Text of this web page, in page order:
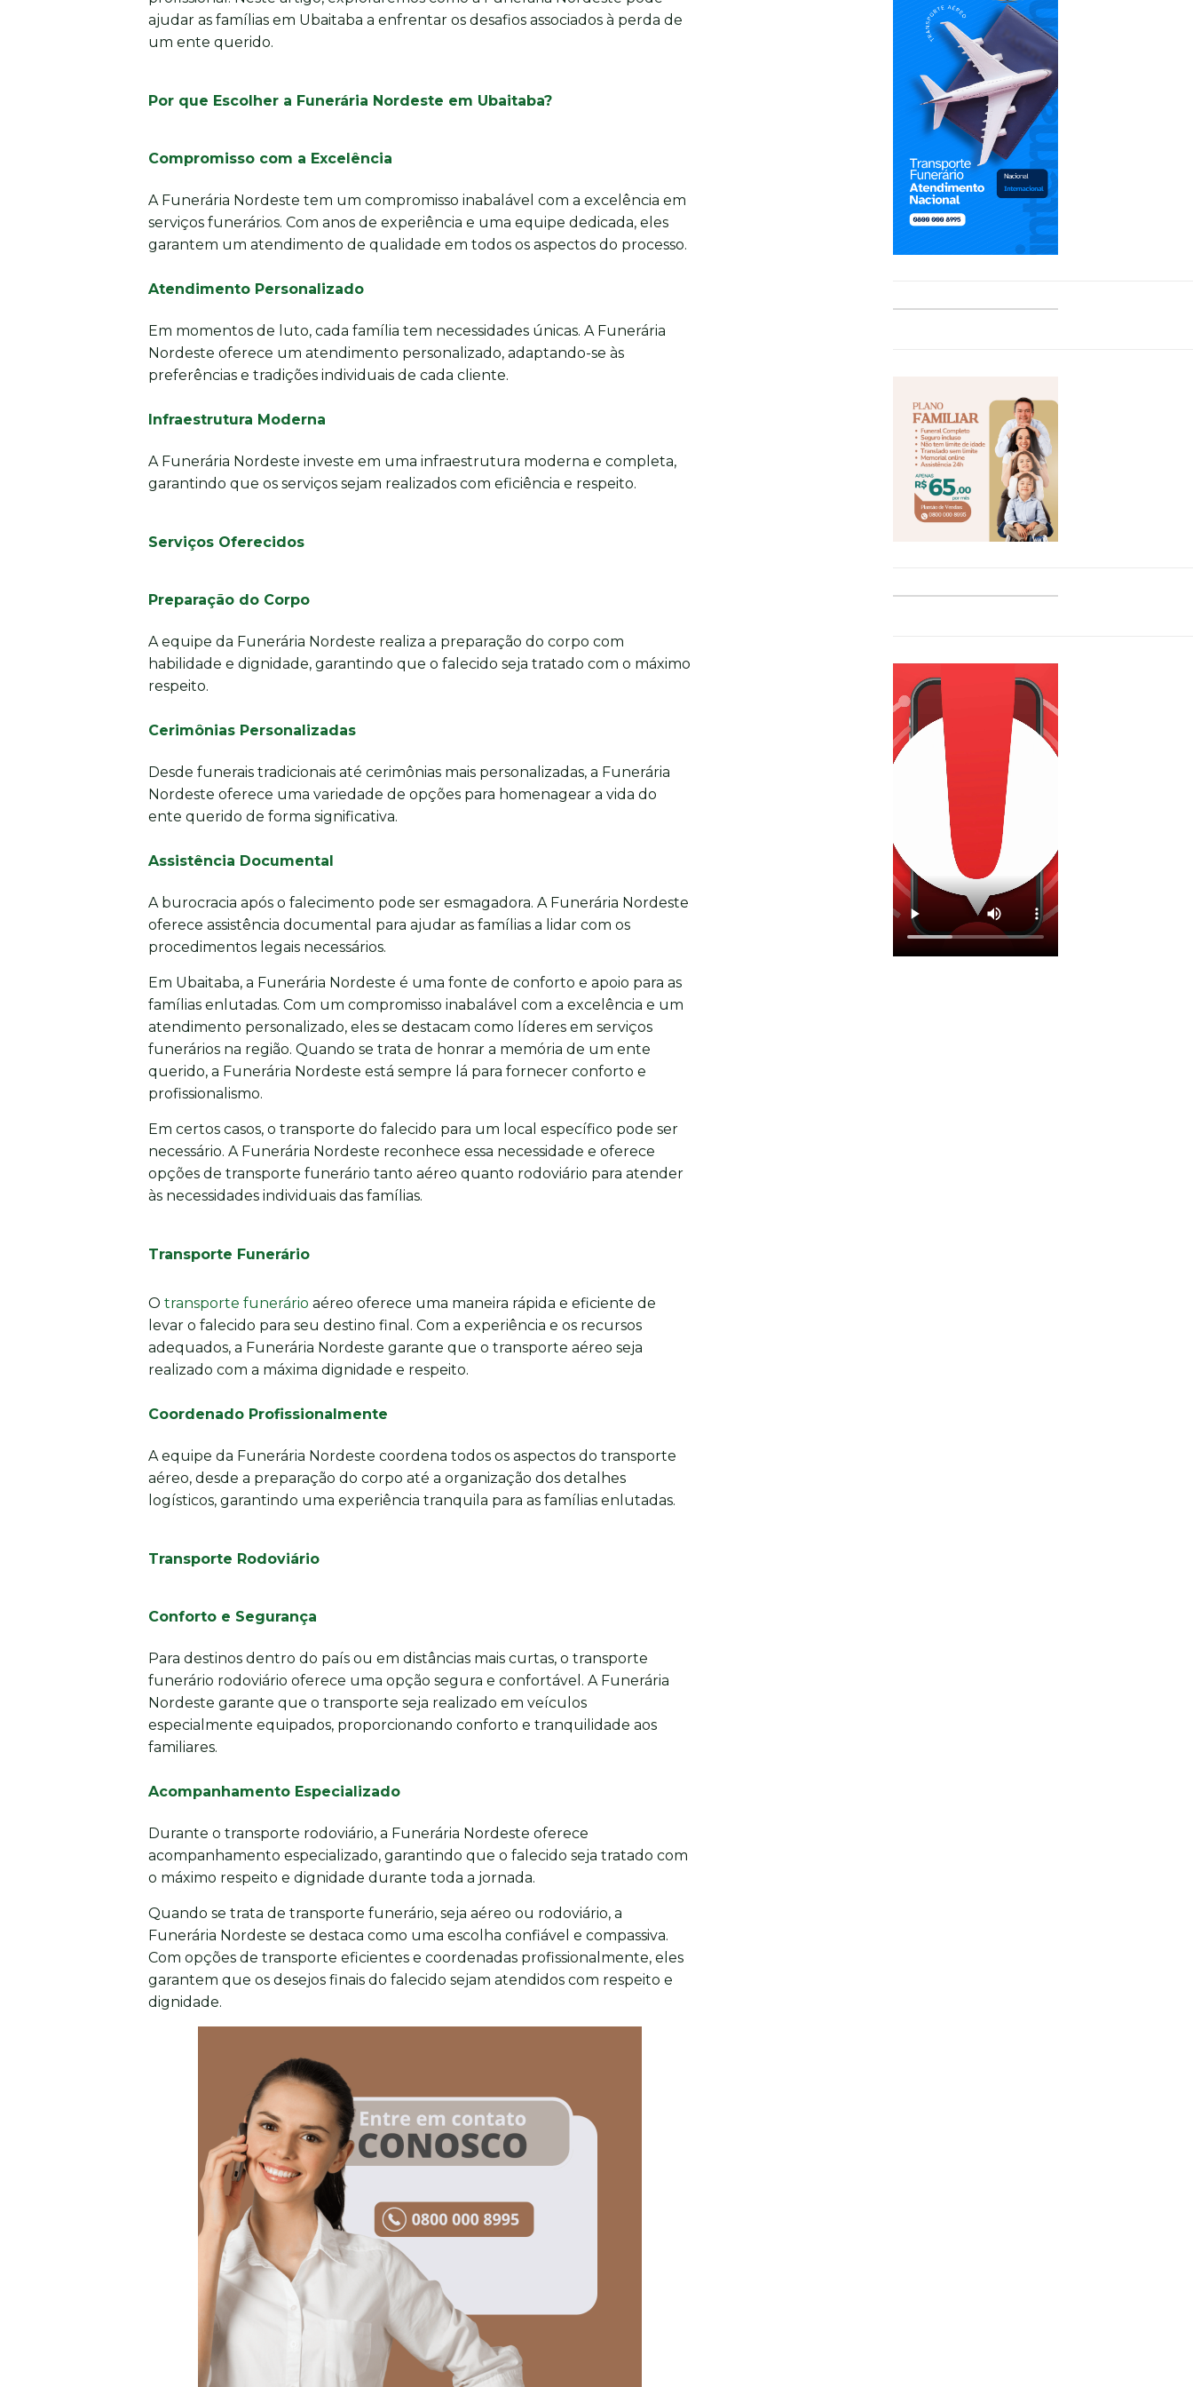
ajudar as famílias em Ubaitaba a enfrentar os desafios associados à perda de
um ente querido.
Por que Escolher a Funerária Nordeste em Ubaitaba?
Compromisso com a Excelência
A Funerária Nordeste tem um compromisso inabalável com a excelência em
serviços funerários. Com anos de experiência e uma equipe dedicada, eles
garantem um atendimento de qualidade em todos os aspectos do processo.
Atendimento Personalizado
Em momentos de luto, cada família tem necessidades únicas. A Funerária
Nordeste oferece um atendimento personalizado, adaptando-se às
preferências e tradições individuais de cada cliente.
Infraestrutura Moderna
A Funerária Nordeste investe em uma infraestrutura moderna e completa,
garantindo que os serviços sejam realizados com eficiência e respeito.
Serviços Oferecidos
Preparação do Corpo
A equipe da Funerária Nordeste realiza a preparação do corpo com
habilidade e dignidade, garantindo que o falecido seja tratado com o máximo
respeito.
Cerimônias Personalizadas
Desde funerais tradicionais até cerimônias mais personalizadas, a Funerária
Nordeste oferece uma variedade de opções para homenagear a vida do
ente querido de forma significativa.
Assistência Documental
A burocracia após o falecimento pode ser esmagadora. A Funerária Nordeste
oferece assistência documental para ajudar as famílias a lidar com os
procedimentos legais necessários.
Em Ubaitaba, a Funerária Nordeste é uma fonte de conforto e apoio para as
famílias enlutadas. Com um compromisso inabalável com a excelência e um
atendimento personalizado, eles se destacam como líderes em serviços
funerários na região. Quando se trata de honrar a memória de um ente
querido, a Funerária Nordeste está sempre lá para fornecer conforto e
profissionalismo.
Em certos casos, o transporte do falecido para um local específico pode ser
necessário. A Funerária Nordeste reconhece essa necessidade e oferece
opções de transporte funerário tanto aéreo quanto rodoviário para atender
às necessidades individuais das famílias.
Transporte Funerário
O transporte funerário aéreo oferece uma maneira rápida e eficiente de
levar o falecido para seu destino final. Com a experiência e os recursos
adequados, a Funerária Nordeste garante que o transporte aéreo seja
realizado com a máxima dignidade e respeito.
Coordenado Profissionalmente
A equipe da Funerária Nordeste coordena todos os aspectos do transporte
aéreo, desde a preparação do corpo até a organização dos detalhes
logísticos, garantindo uma experiência tranquila para as famílias enlutadas.
Transporte Rodoviário
Conforto e Segurança
Para destinos dentro do país ou em distâncias mais curtas, o transporte
funerário rodoviário oferece uma opção segura e confortável. A Funerária
Nordeste garante que o transporte seja realizado em veículos
especialmente equipados, proporcionando conforto e tranquilidade aos
familiares.
Acompanhamento Especializado
Durante o transporte rodoviário, a Funerária Nordeste oferece
acompanhamento especializado, garantindo que o falecido seja tratado com
o máximo respeito e dignidade durante toda a jornada.
Quando se trata de transporte funerário, seja aéreo ou rodoviário, a
Funerária Nordeste se destaca como uma escolha confiável e compassiva.
Com opções de transporte eficientes e coordenadas profissionalmente, eles
garantem que os desejos finais do falecido sejam atendidos com respeito e
dignidade.